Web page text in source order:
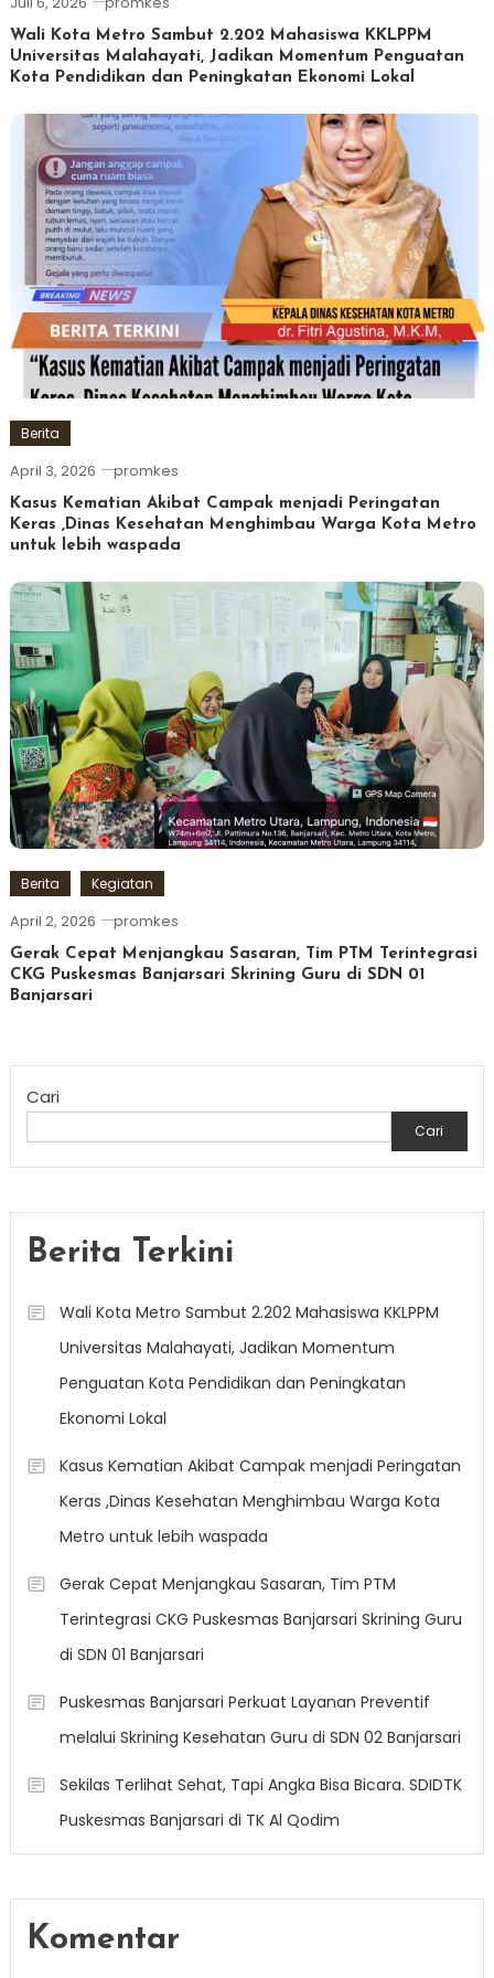
Wali Kota Metro Sambut 2.202 Mahasiswa KKLPPM
Universitas Malahayati, Jadikan Momentum Penguatan
Kota Pendidikan dan Peningkatan Ekonomi Lokal
Berita
April 3, 2026 promkes
Kasus Kematian Akibat Campak menjadi Peringatan
Keras ,Dinas Kesehatan Menghimbau Warga Kota Metro
untuk lebih waspada
Berita Kegiatan
April 2, 2026 promkes
Gerak Cepat Menjangkau Sasaran, Tim PTM Terintegrasi
CKG Puskesmas Banjarsari Skrining Guru di SDN 01
Banjarsari
Cari
Cari
Berita Terkini
Wali Kota Metro Sambut 2.202 Mahasiswa KKLPPM
Universitas Malahayati, Jadikan Momentum
Penguatan Kota Pendidikan dan Peningkatan
Ekonomi Lokal
Kasus Kematian Akibat Campak menjadi Peringatan
Keras ,Dinas Kesehatan Menghimbau Warga Kota
Metro untuk lebih waspada
Gerak Cepat Menjangkau Sasaran, Tim PTM
Terintegrasi CKG Puskesmas Banjarsari Skrining Guru
di SDN 01 Banjarsari
Puskesmas Banjarsari Perkuat Layanan Preventif
melalui Skrining Kesehatan Guru di SDN 02 Banjarsari
Sekilas Terlihat Sehat, Tapi Angka Bisa Bicara. SDIDTK
Puskesmas Banjarsari di TK Al Qodim
Komentar